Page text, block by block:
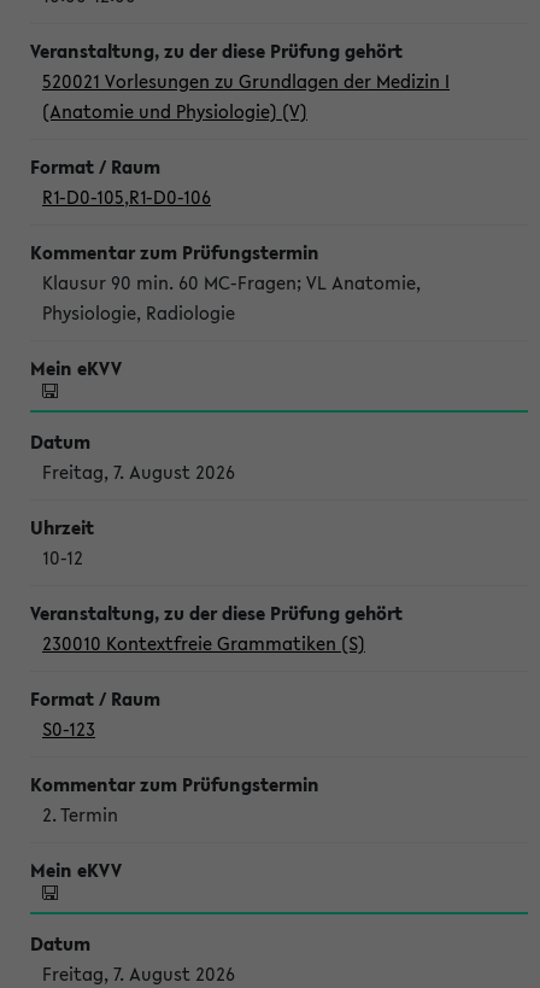
520021 Vorlesungen zu Grundlagen der Medizin I
(Anatomie und Physiologie) (V)
R1-D0-105,R1-D0-106
Klausur 90 min. 60 MC-Fragen; VL Anatomie,
Physiologie, Radiologie
Freitag, 7. August 2026
10-12
230010 Kontextfreie Grammatiken (S)
S0-123
2. Termin
Freitag, 7. August 2026